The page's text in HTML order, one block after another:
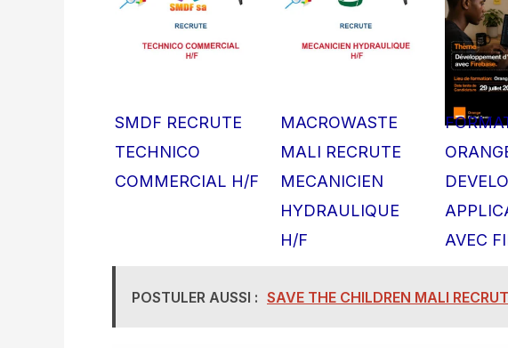
SMDF RECRUTE
TECHNICO
COMMERCIAL H/F
MACROWASTE
MALI RECRUTE
MECANICIEN
HYDRAULIQUE
H/F
AVEC
POSTULER AUSSI : SAVE THE CHILDREN MALI